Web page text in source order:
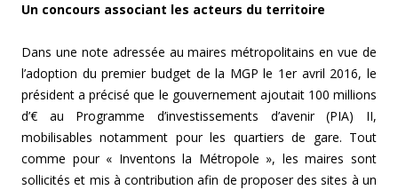
Un concours associant les acteurs du territoire
Dans une note adressée au maires métropolitains en vue de
l’adoption du premier budget de la MGP le 1er avril 2016, le
président a précisé que le gouvernement ajoutait 100 millions
d’€ au Programme d’investissements d’avenir (PIA) II,
mobilisables notamment pour les quartiers de gare. Tout
comme pour « Inventons la Métropole », les maires sont
sollicités et mis à contribution afin de proposer des sites à un